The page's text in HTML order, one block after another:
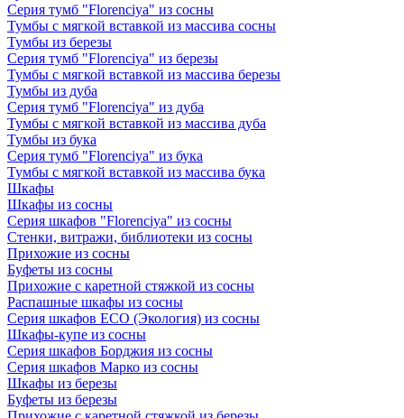
Серия тумб "Florenciya" из сосны
Тумбы с мягкой вставкой из массива сосны
Тумбы из березы
Серия тумб "Florenciya" из березы
Тумбы с мягкой вставкой из массива березы
Тумбы из дуба
Серия тумб "Florenciya" из дуба
Тумбы с мягкой вставкой из массива дуба
Тумбы из бука
Серия тумб "Florenciya" из бука
Тумбы с мягкой вставкой из массива бука
Шкафы
Шкафы из сосны
Серия шкафов "Florenciya" из сосны
Стенки, витражи, библиотеки из сосны
Прихожие из сосны
Буфеты из сосны
Прихожие с каретной стяжкой из сосны
Распашные шкафы из сосны
Серия шкафов ECO (Экология) из сосны
Шкафы-купе из сосны
Серия шкафов Борджия из сосны
Серия шкафов Марко из сосны
Шкафы из березы
Буфеты из березы